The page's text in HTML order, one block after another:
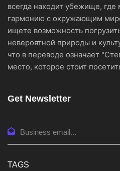
всегда находит убежище, где
гармонию с окружающим
ищете возможность
невероятной природы и
что в переводе означает
место, которое стоит
Get Newsletter
TAGS